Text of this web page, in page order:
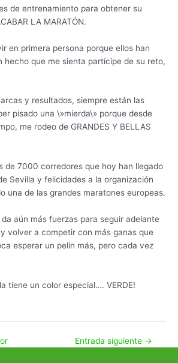
de entrenamiento para obtener su
LA MARATÓN.
en primera persona porque ellos han
hecho que me sienta partícipe de su reto,
y resultados, siempre están las
pisado una \»mierda\» porque desde
me rodeo de GRANDES Y BELLAS
de 7000 corredores que hoy han llegado
Sevilla y felicidades a la organización
una de las grandes maratones europeas.
aún más fuerzas para seguir adelante
volver a competir con más ganas que
esperar un pelín más, pero cada vez
tiene un color especial…. VERDE!
Entrada siguiente →